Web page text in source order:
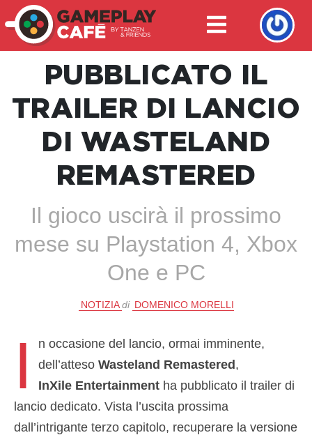
PUBBLICATO IL
TRAILER DI LANCIO
DI WASTELAND
REMASTERED
Il gioco uscirà il prossimo
mese su Playstation 4, Xbox
One e PC
NOTIZIA di DOMENICO MORELLI
I
n occasione del lancio, ormai imminente,
dell’attesoWasteland Remastered ,
InXile Entertainment ha pubblicato il trailer di
lancio dedicato. Vista l’uscita prossima
dall’intrigante terzo capitolo, recuperare la versione